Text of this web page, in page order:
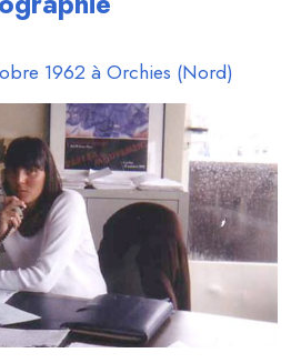
1962 à Orchies (Nord)